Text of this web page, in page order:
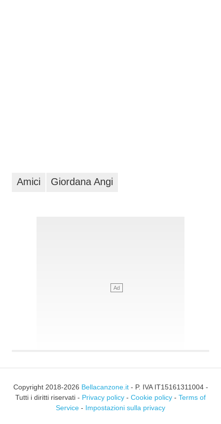
Amici Giordana Angi
Copyright 2018-2026 Bellacanzone.it- P. IVA IT15161311004 -
Tutti i diritti riservati - Privacy policy - Cookie policy - Terms of
Service - Impostazioni sulla privacy